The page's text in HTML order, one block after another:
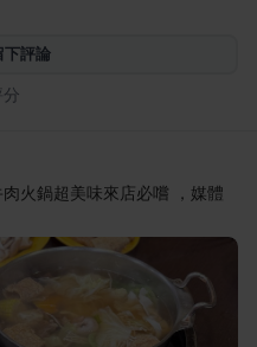
下評論
火鍋超美味來店必嚐 ，媒體